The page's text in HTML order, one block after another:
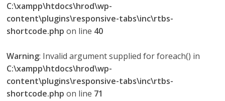
C:\xampp\htdocs\hrod\wp-
content\plugins\responsive-tabs\inc\rtbs-
shortcode.php on line 40
Warning: Invalid argument supplied for foreach() in
C:\xampp\htdocs\hrod\wp-
content\plugins\responsive-tabs\inc\rtbs-
shortcode.php on line 71